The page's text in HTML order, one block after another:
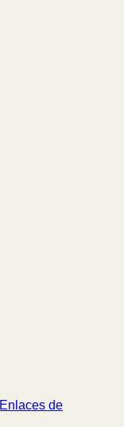
Enlaces de